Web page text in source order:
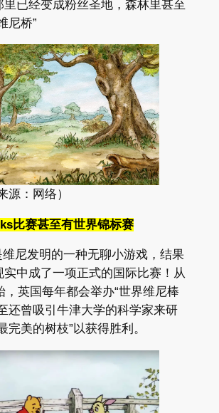
里已经变成粉丝圣地，森林里甚至
尼桥”
源：网络）
比赛甚至有世界锦标赛
维尼发明的一种无聊小游戏，结果
实中成了一项正式的国际比赛！从
，英国每年都会举办“世界维尼棒
还曾吸引牛津大学的科学家来研
完美的树枝”以获得胜利。